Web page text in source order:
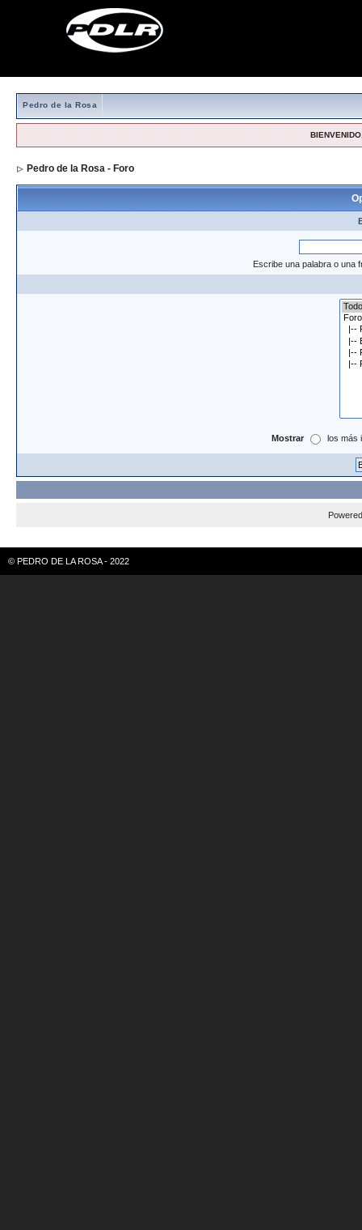
Pedro de la Rosa
Pedro de la Rosa - Foro
Escribe una palabra o una
Mostrar los más
© PEDRO DE LA ROSA - 2022